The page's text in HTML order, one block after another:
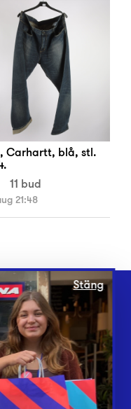
Carhartt, blå, stl.
11 bud
21:48
Stäng